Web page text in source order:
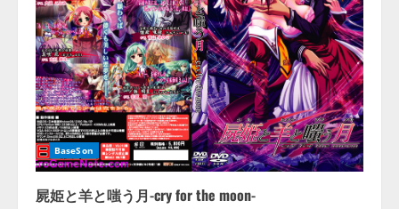
BaseSon
屍姫と羊と嗤う月-cry for the moon-